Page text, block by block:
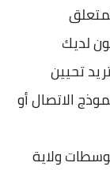
لديك
تحيين
الاتصال أو
ولاية